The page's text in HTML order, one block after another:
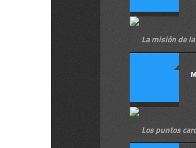
La misión de la
Los puntos